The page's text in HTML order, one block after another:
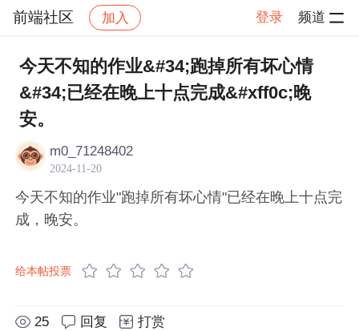
前端社区 加入 登录 频道
社区 前端社区 感慨 帖子详情
今天不知的作业&#34;跑掉所有坏心情
&#34;已经在晚上十点完成&#xff0c;晚
安。
m0_71248402
2024-11-20
今天不知的作业"跑掉所有坏心情"已经在晚上十点完
成，晚安。
给本帖投票
25 回复 打赏